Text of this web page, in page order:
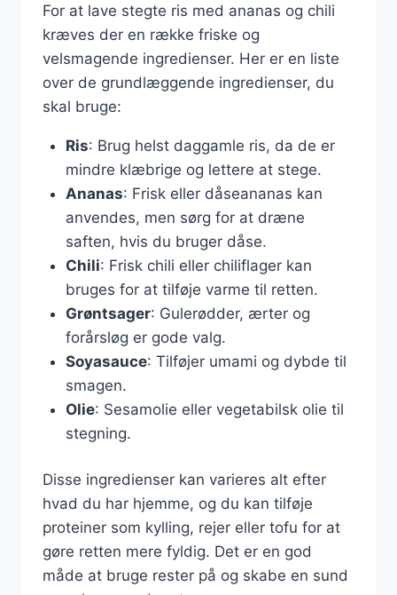
For at lave stegte ris med ananas og chili
kræves der en række friske og
velsmagende ingredienser. Her er en liste
over de grundlæggende ingredienser, du
skal bruge:
Ris: Brug helst daggamle ris, da de er
mindre klæbrige og lettere at stege.
Ananas: Frisk eller dåseananas kan
anvendes, men sørg for at dræne
saften, hvis du bruger dåse.
Chili: Frisk chili eller chiliflager kan
bruges for at tilføje varme til retten.
Grøntsager: Gulerødder, ærter og
forårsløg er gode valg.
Soyasauce: Tilføjer umami og dybde til
smagen.
Olie: Sesamolie eller vegetabilsk olie til
stegning.
Disse ingredienser kan varieres alt efter
hvad du har hjemme, og du kan tilføje
proteiner som kylling, rejer eller tofu for at
gøre retten mere fyldig. Det er en god
måde at bruge rester på og skabe en sund